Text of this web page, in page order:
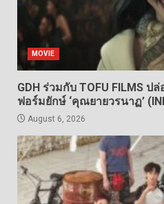
MOVIE
GDH ร่วมกับ TOFU FILMS ป
ฟอร์มยักษ์ ‘คุณยายวรนาฏ’
August 6, 2026